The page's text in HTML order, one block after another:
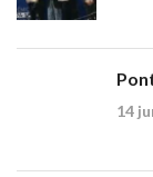
14